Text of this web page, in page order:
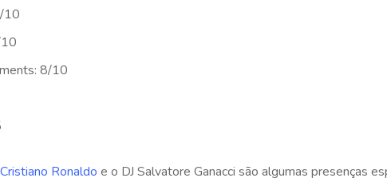
10
8/10
Cristiano Ronaldo e o DJ Salvatore Ganacci são algumas presenças